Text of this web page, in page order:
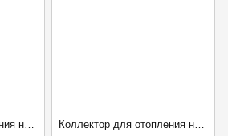
Коллектор для отопления на 10 контуров Rehau HLV Коллектор для отопления на 9 контуров Rehau HLV